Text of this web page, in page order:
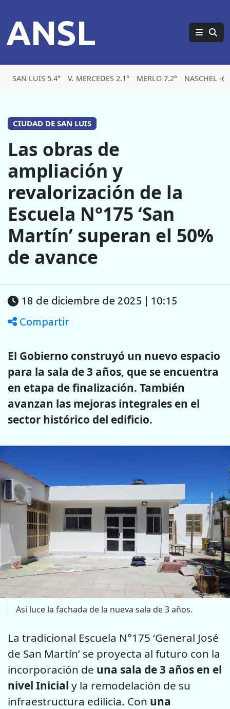
ANSL
SAN LUIS 5.4° V. MERCEDES 2.1° MERLO 7.2° NASCHEL -6°
CIUDAD DE SAN LUIS
Las obras de
ampliación y
revalorización de la
Escuela N°175 ‘San
Martín’ superan el 50%
de avance
18 de diciembre de 2025 | 10:15
Compartir
El Gobierno construyó un nuevo espacio
para la sala de 3 años, que se encuentra
en etapa de finalización. También
avanzan las mejoras integrales en el
sector histórico del edificio.
Así luce la fachada de la nueva sala de 3 años.
La tradicional Escuela N°175 ‘General José
de San Martín’ se proyecta al futuro con la
incorporación de una sala de 3 años en el
nivel Inicial y la remodelación de su
infraestructura edilicia. Con una